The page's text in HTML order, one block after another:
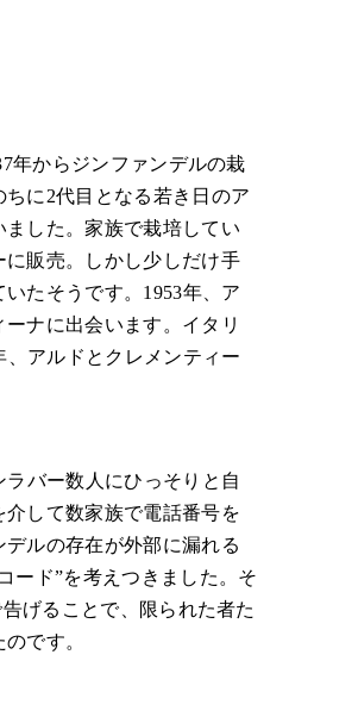
年からジンファンデルの栽
に2代目となる若き日のア
した。家族で栽培してい
販売。しかし少しだけ手
たそうです。1953年、ア
ナに出会います。イタリ
アルドとクレメンティー
バー数人にひっそりと自
して数家族で電話番号を
ルの存在が外部に漏れる
ード”を考えつきました。そ
げることで、限られた者た
です。